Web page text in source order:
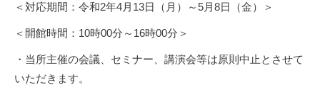
＜対応期間：令和2年4月13日（月）～5月8日（金）＞
＜開館時間：10時00分～16時00分＞
・当所主催の会議、セミナー、講演会等は原則中止とさせて
いただきます。